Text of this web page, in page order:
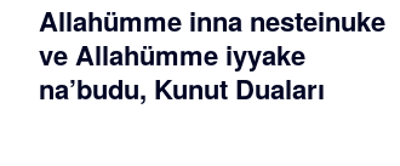
Allahümme inna nesteinuke
ve Allahümme iyyake
na’budu, Kunut Duaları